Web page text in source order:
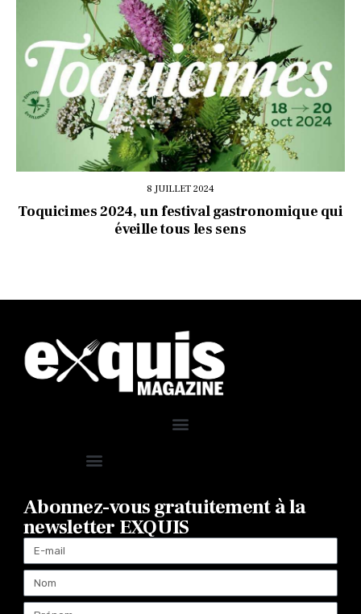
8 JUILLET 2024
Toquicimes 2024, un festival gastronomique qui
éveille tous les sens
Abonnez-vous gratuitement à la
newsletter EXQUIS